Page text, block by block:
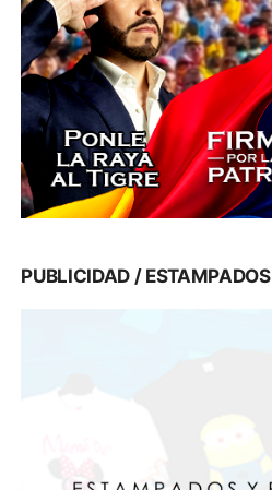
PUBLICIDAD / ESTAMPADOS